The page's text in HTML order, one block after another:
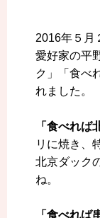
2016年５月
愛好家の平
ク」「食べ
れました。
「食べれば
リに焼き、
北京ダック
ね。
「食べれば